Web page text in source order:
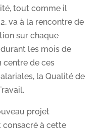
tout comme il
va à la rencontre de
sur chaque
les mois de
centre de ces
la Qualité de
projet
consacré à cette